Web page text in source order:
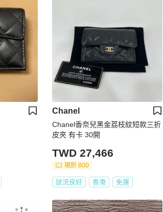
Chanel
Chanel香奈兒黑金荔枝紋短款三折
皮夾 有卡 30開
TWD 27,466
現折 800
狀況良好 香港 免運